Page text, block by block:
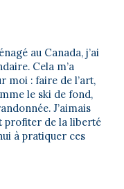
au Canada, j’ai
Cela m’a
moi : faire de l’art,
le ski de fond,
J’aimais
profiter de la liberté
à pratiquer ces